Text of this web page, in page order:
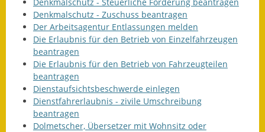
Denkmalschutz - Zuschuss beantragen
Der Arbeitsagentur Entlassungen melden
Die Erlaubnis für den Betrieb von Einzelfahrzeugen
beantragen
Die Erlaubnis für den Betrieb von Fahrzeugteilen
beantragen
Dienstaufsichtsbeschwerde einlegen
Dienstfahrerlaubnis - zivile Umschreibung
beantragen
Dolmetscher, Übersetzer mit Wohnsitz oder